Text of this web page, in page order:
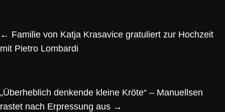
← Familie von Katja Krasavice gratuliert zur Hochzeit
mit Pietro Lombardi
„Überheblich denkende kleine Kröte“ – Manuellsen
rastet nach Erpressung aus →